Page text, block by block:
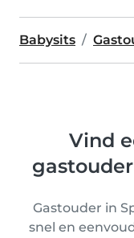
Babysits
Vind
Gastouder in
snel en